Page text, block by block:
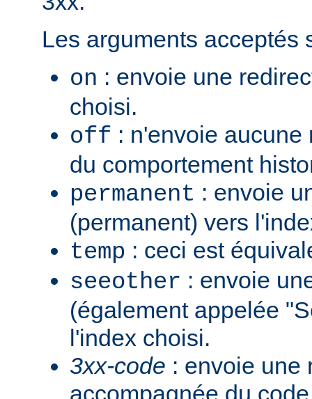
Les arguments acceptés
on : envoie une
choisi.
off : n'envoie
du comportement
permanent : envoie
(permanent) vers
temp : ceci est
seeother : envoie
(également appelée
l'index choisi.
3xx-code : envoie une
accompagnée du